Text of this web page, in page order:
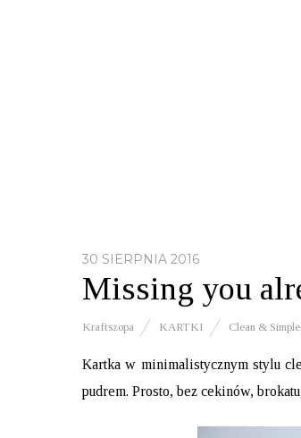
30 SIERPNIA 2016
Missing you
Kraftszopa KARTKI Clean & Simple
Kartka w minimalistycznym stylu
pudrem. Prosto, bez cekinów,